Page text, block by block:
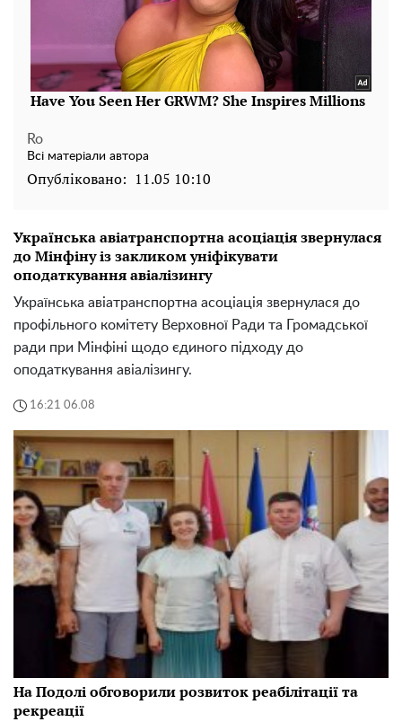
Ro
Всі матеріали автора
Опубліковано: 11.05 10:10
Українська авіатранспортна асоціація звернулася
до Мінфіну із закликом уніфікувати
оподаткування авіалізингу
Українська авіатранспортна асоціація звернулася до
профільного комітету Верховної Ради та Громадської
ради при Мінфіні щодо єдиного підходу до
оподаткування авіалізингу.
16:21 06.08
На Подолі обговорили розвиток реабілітації та
рекреації